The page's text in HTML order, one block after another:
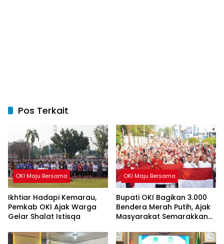
Pos Terkait
OKI Maju Bersama
Ikhtiar Hadapi Kemarau,
Pemkab OKI Ajak Warga
Gelar Shalat Istisqa
OKI Maju Bersama
Bupati OKI Bagikan 3.000
Bendera Merah Putih, Ajak
Masyarakat Semarakkan